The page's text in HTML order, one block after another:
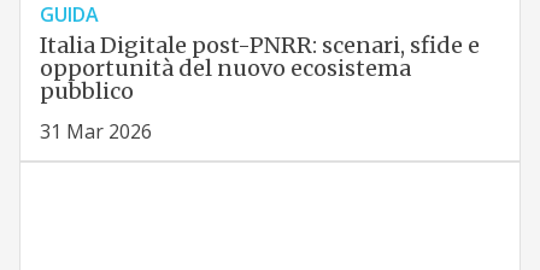
GUIDA
Italia Digitale post-PNRR: scenari, sfide e
opportunità del nuovo ecosistema
pubblico
31 Mar 2026